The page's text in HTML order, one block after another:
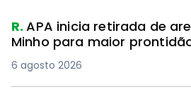
R.APA inicia retirada de
Minho para maior
6 agosto 2026